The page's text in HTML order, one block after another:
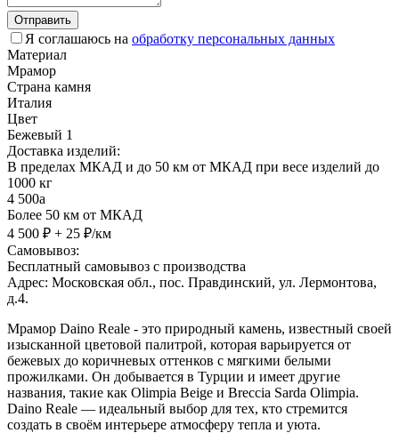
Отправить
Я соглашаюсь на обработку персональных данных
Материал
Мрамор
Страна камня
Италия
Цвет
Бежевый 1
Доставка изделий:
В пределах МКАД и до 50 км от МКАД при весе изделий до
1000 кг
4 500a
Более 50 км от МКАД
4 500 ₽ + 25 ₽/км
Самовывоз:
Бесплатный самовывоз с производства
Адрес: Московская обл., пос. Правдинский, ул. Лермонтова,
д.4.
Мрамор Daino Reale - это природный камень, известный своей
изысканной цветовой палитрой, которая варьируется от
бежевых до коричневых оттенков с мягкими белыми
прожилками. Он добывается в Турции и имеет другие
названия, такие как Olimpia Beige и Breccia Sarda Olimpia.
Daino Reale — идеальный выбор для тех, кто стремится
создать в своём интерьере атмосферу тепла и уюта.